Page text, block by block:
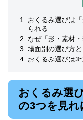
おくるみ選びは
られる
なぜ「形・素材
場面別の選び方
おくるみ選びは3
おくるみ選
の3つを見れ